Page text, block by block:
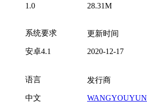
1.0 28.31M
系统要求
安卓4.1
更新时间
2020-12-17
语言
中文
发行商
WANGYOUYUN